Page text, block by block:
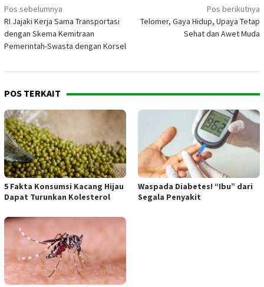
Navigasi
pos
Pos sebelumnya
RI Jajaki Kerja Sama Transportasi
dengan Skema Kemitraan
Pemerintah-Swasta dengan Korsel
Pos berikutnya
Telomer, Gaya Hidup, Upaya Tetap
Sehat dan Awet Muda
POS TERKAIT
5 Fakta Konsumsi Kacang Hijau
Dapat Turunkan Kolesterol
Waspada Diabetes! “Ibu” dari
Segala Penyakit